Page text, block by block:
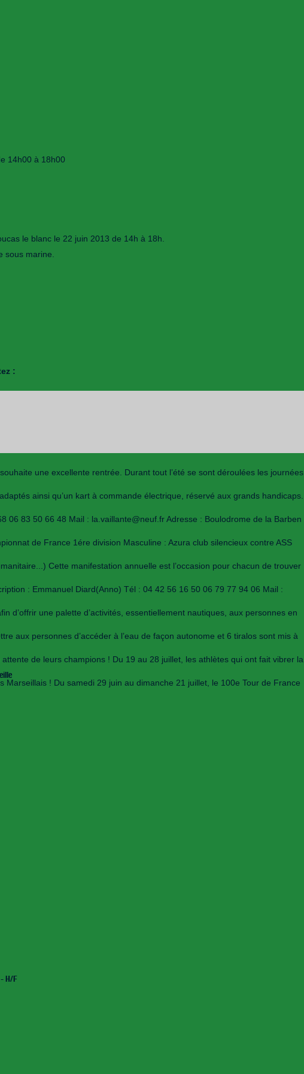
14h00 à 18h00
le blanc le 22 juin 2013 de 14h à 18h.
sous marine.
:
une excellente rentrée. Durant tout l’été se sont déroulées les journées
ainsi qu’un kart à commande électrique, réservé aux grands handicaps.
06 83 50 66 48 Mail : la.vaillante@neuf.fr Adresse : Boulodrome de la Barben
de France 1ére division Masculine : Azura club silencieux contre ASS
Cette manifestation annuelle est l’occasion pour chacun de trouver
: Emmanuel Diard(Anno) Tél : 04 42 56 16 50 06 79 77 94 06 Mail :
d’offrir une palette d’activités, essentiellement nautiques, aux personnes en
aux personnes d’accéder à l’eau de façon autonome et 6 tiralos sont mis à
de leurs champions ! Du 19 au 28 juillet, les athlètes qui ont fait vibrer la
! Du samedi 29 juin au dimanche 21 juillet, le 100e Tour de France
H/F